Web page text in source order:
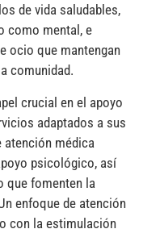
de vida saludables,
como mental, e
ocio que mantengan
comunidad.
crucial en el apoyo
adaptados a sus
atención médica
psicológico, así
que fomenten la
enfoque de atención
con la estimulación